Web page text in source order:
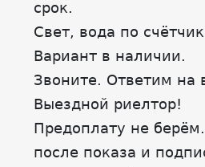
срок.
Свет, вода по
Вариант в наличии.
Звоните. Ответим на
Выездной риелтор!
Предоплату не
после показа и